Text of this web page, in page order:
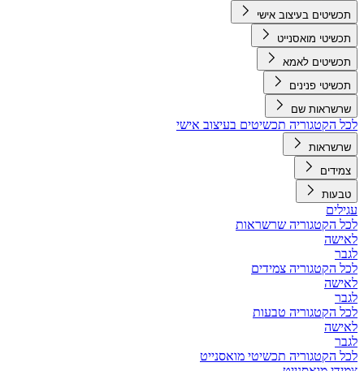
תכשיטים בעיצוב אישי
תכשיטי מואסנייט
תכשיטים לאמא
תכשיטי פנינים
שרשראות שם
לכל הקטגוריה תכשיטים בעיצוב אישי
שרשראות
צמידים
טבעות
עגילים
לכל הקטגוריה שרשראות
לאישה
לגבר
לכל הקטגוריה צמידים
לאישה
לגבר
לכל הקטגוריה טבעות
לאישה
לגבר
לכל הקטגוריה תכשיטי מואסנייט